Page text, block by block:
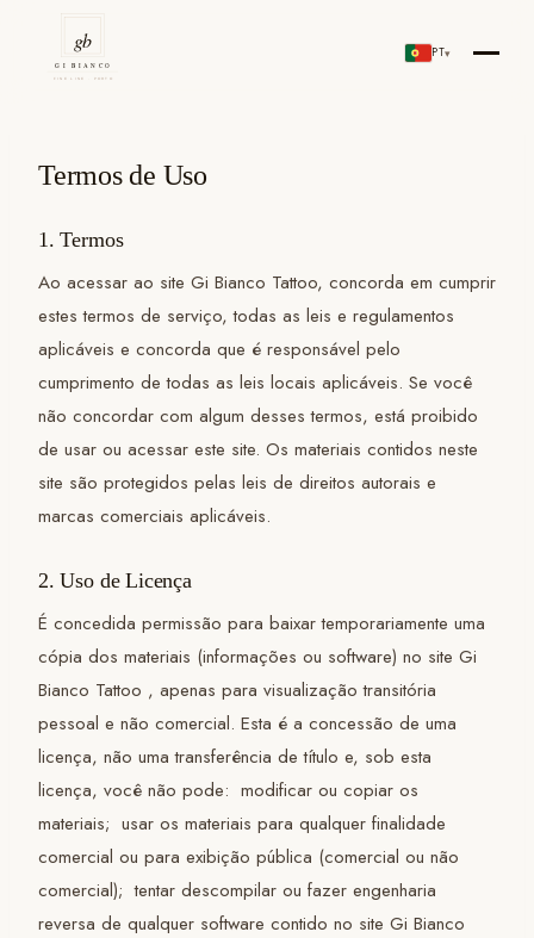
content
Gi Bianco Tattoo Porto
PT▾
Termos de Uso
1. Termos
Ao acessar ao site Gi Bianco Tattoo, concorda em cumprir
estes termos de serviço, todas as leis e regulamentos
aplicáveis e concorda que é responsável pelo
cumprimento de todas as leis locais aplicáveis. Se você
não concordar com algum desses termos, está proibido
de usar ou acessar este site. Os materiais contidos neste
site são protegidos pelas leis de direitos autorais e
marcas comerciais aplicáveis.
2. Uso de Licença
É concedida permissão para baixar temporariamente uma
cópia dos materiais (informações ou software) no site Gi
Bianco Tattoo , apenas para visualização transitória
pessoal e não comercial. Esta é a concessão de uma
licença, não uma transferência de título e, sob esta
licença, você não pode: modificar ou copiar os
materiais; usar os materiais para qualquer finalidade
comercial ou para exibição pública (comercial ou não
comercial); tentar descompilar ou fazer engenharia
reversa de qualquer software contido no site Gi Bianco